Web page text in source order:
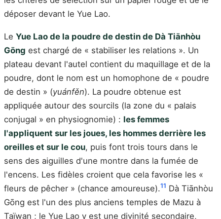
déposer devant le Yue Lao.
Le Yue Lao de la poudre de destin de Dà Tiānhòu
Gōng est chargé de « stabiliser les relations ». Un
plateau devant l'autel contient du maquillage et de la
poudre, dont le nom est un homophone de « poudre
de destin » (yuánfěn). La poudre obtenue est
appliquée autour des sourcils (la zone du « palais
conjugal » en physiognomie) : les femmes
l'appliquent sur les joues, les hommes derrière les
oreilles et sur le cou, puis font trois tours dans le
sens des aiguilles d'une montre dans la fumée de
l'encens. Les fidèles croient que cela favorise les «
fleurs de pêcher » (chance amoureuse).11 Dà Tiānhòu
Gōng est l'un des plus anciens temples de Mazu à
Taïwan ; le Yue Lao y est une divinité secondaire,